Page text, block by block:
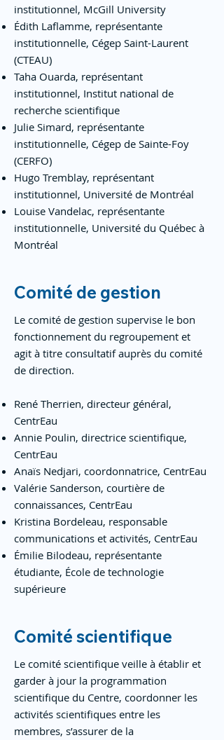
institutionnel, McGill University
Édith Laflamme, représentante
institutionnelle, Cégep Saint-Laurent
(CTEAU)
Taha Ouarda, représentant
institutionnel, Institut national de
recherche scientifique
Julie Simard, représentante
institutionnelle, Cégep de Sainte-Foy
(CERFO)
Hugo Tremblay, représentant
institutionnel, Université de Montréal
Louise Vandelac, représentante
institutionnelle, Université du Québec à
Montréal
Comité de gestion
Le comité de gestion supervise le bon
fonctionnement du regroupement et
agit à titre consultatif auprès du comité
de direction.
René Therrien, directeur général,
CentrEau
Annie Poulin, directrice scientifique,
CentrEau
Anaïs Nedjari, coordonnatrice, CentrEau
Valérie Sanderson, courtière de
connaissances, CentrEau
Kristina Bordeleau, responsable
communications et activités, CentrEau
Émilie Bilodeau, représentante
étudiante, École de technologie
supérieure
Comité scientifique
Le comité scientifique veille à établir et
garder à jour la programmation
scientifique du Centre, coordonner les
activités scientifiques entre les
membres, s’assurer de la